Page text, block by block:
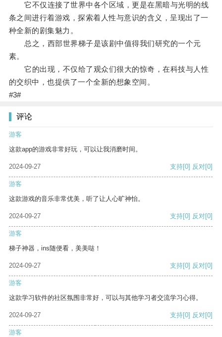
它不仅连接了世界中各个区域，更是在黑暗与光明的线
条之间进行着游戏，探索着人性与意识的含义，呈现出了一
种全新的剧集魅力。
总之，西部世界梯子是该剧中值得我们研究的一个元
素。
它的出现，不仅给了观众们很大的惊奇，在科技与人性
的交织中，也提供了一个全新的想象空间。
#3#
评论
游客
这款app的游戏非常好玩，可以让我消磨时间。
2024-09-27 支持[0] 反对[0]
游客
这款游戏的音乐非常优美，听了让人心旷神怡。
2024-09-27 支持[0] 反对[0]
游客
梯子神器，ins随便看，美美哒！
2024-09-27 支持[0] 反对[0]
游客
这款学习软件的社区氛围非常好，可以与其他学习者交流学习心得。
2024-09-27 支持[0] 反对[0]
游客